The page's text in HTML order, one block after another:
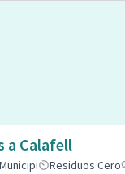
a Calafell
Municipi Residuos Cero